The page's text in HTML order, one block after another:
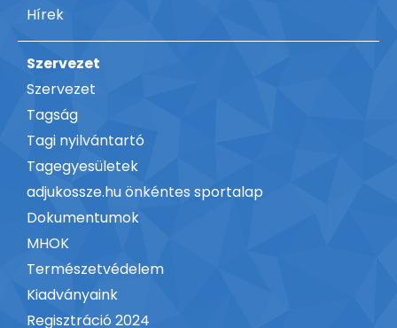
Hírek
Szervezet
Szervezet
Tagság
Tagi nyilvántartó
Tagegyesületek
adjukossze.hu önkéntes sportalap
Dokumentumok
MHOK
Természetvédelem
Kiadványaink
Regisztráció 2024